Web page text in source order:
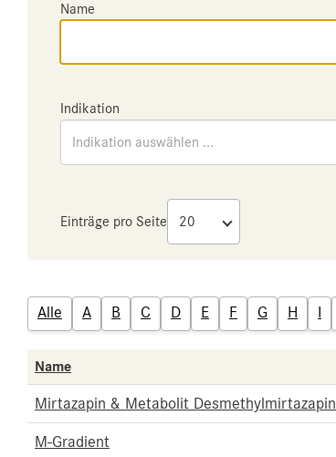
Name
Indikation
Indikation auswählen ...
Einträge pro Seite
Alle A B C D E F G H I
Name
Mirtazapin & Metabolit Desmethylmirtazapin
M-Gradient